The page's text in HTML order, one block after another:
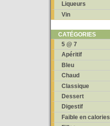
Liqueurs
Vin
CATÉGORIES
5 @ 7
Apéritif
Bleu
Chaud
Classique
Dessert
Digestif
Faible en calories